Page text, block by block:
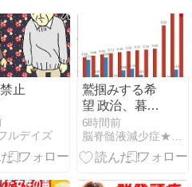
止
ルデイズ
鷲掴みする希
望 政治、暮ら
しを変えたい
6時間前